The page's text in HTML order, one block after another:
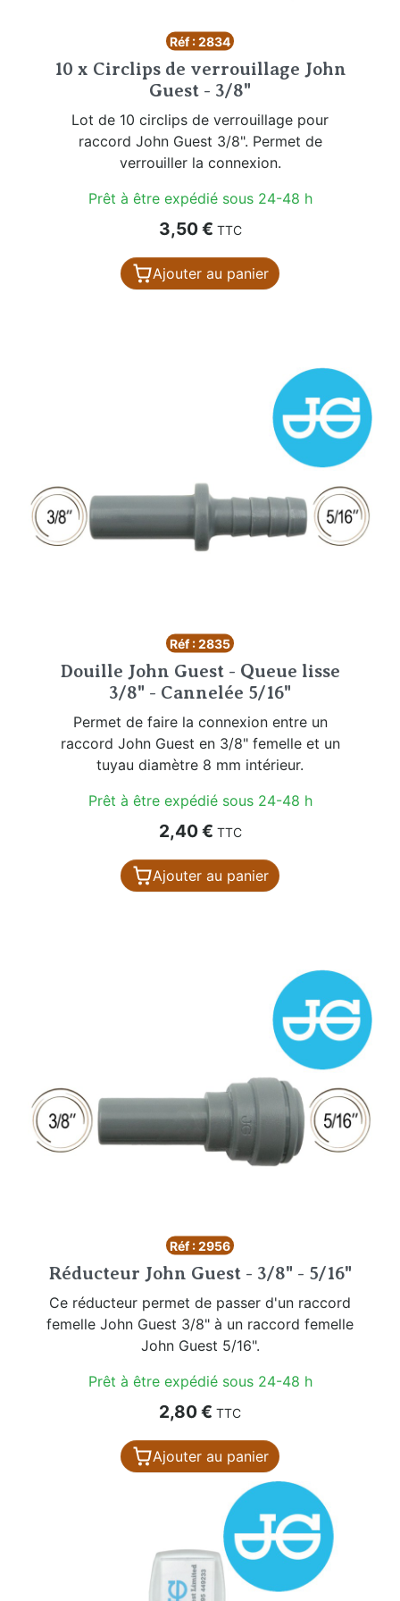
Réf : 2834
10 x Circlips de verrouillage John
Guest - 3/8"
Lot de 10 circlips de verrouillage pour
raccord John Guest 3/8". Permet de
verrouiller la connexion.
Prêt à être expédié sous 24-48 h
Prix
3,50 € TTC
Ajouter au panier
Réf : 2835
Douille John Guest - Queue lisse
3/8" - Cannelée 5/16"
Permet de faire la connexion entre un
raccord John Guest en 3/8" femelle et un
tuyau diamètre 8 mm intérieur.
Prêt à être expédié sous 24-48 h
Prix
2,40 € TTC
Ajouter au panier
Réf : 2956
Réducteur John Guest - 3/8" - 5/16"
Ce réducteur permet de passer d'un raccord
femelle John Guest 3/8" à un raccord femelle
John Guest 5/16".
Prêt à être expédié sous 24-48 h
Prix
2,80 € TTC
Ajouter au panier